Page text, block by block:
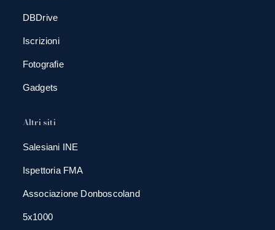
DBDrive
Iscrizioni
Fotografie
Gadgets
Altri siti
Salesiani INE
Ispettoria FMA
Associazione Donboscoland
5x1000